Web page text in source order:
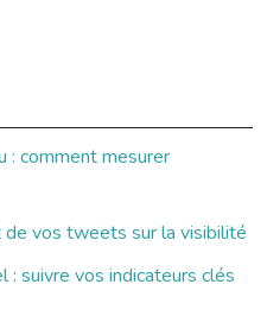
: comment mesurer
de vos tweets sur la visibilité
: suivre vos indicateurs clés